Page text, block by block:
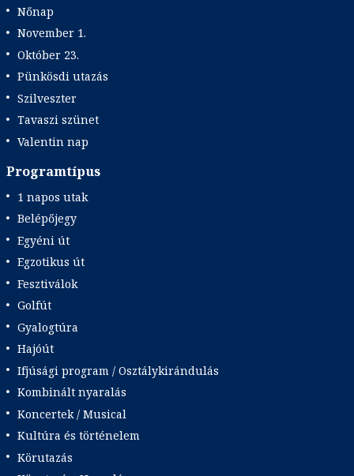
Nőnap
November 1.
Október 23.
Pünkösdi utazás
Szilveszter
Tavaszi szünet
Valentin nap
Programtípus
1 napos utak
Belépőjegy
Egyéni út
Egzotikus út
Fesztiválok
Golfút
Gyalogtúra
Hajóút
Ifjúsági program / Osztálykirándulás
Kombinált nyaralás
Koncertek / Musical
Kultúra és történelem
Körutazás